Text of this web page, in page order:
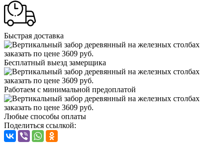
Быстрая доставка
Бесплатный выезд замерщика
Работаем с минимальной предоплатой
Любые способы оплаты
Поделиться ссылкой: